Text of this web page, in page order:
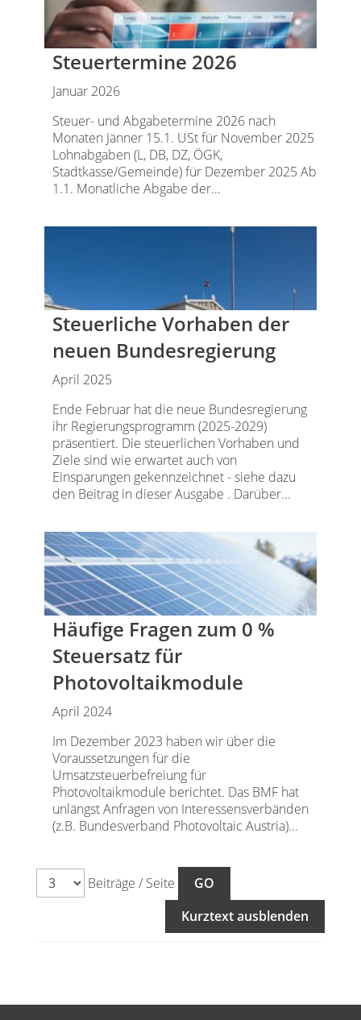
Steuertermine 2026
Januar 2026
Steuer- und Abgabetermine 2026 nach
Monaten Jänner 15.1. USt für November 2025
Lohnabgaben (L, DB, DZ, ÖGK,
Stadtkasse/Gemeinde) für Dezember 2025 Ab
1.1. Monatliche Abgabe der...
Steuerliche Vorhaben der
neuen Bundesregierung
April 2025
Ende Februar hat die neue Bundesregierung
ihr Regierungsprogramm (2025-2029)
präsentiert. Die steuerlichen Vorhaben und
Ziele sind wie erwartet auch von
Einsparungen gekennzeichnet - siehe dazu
den Beitrag in dieser Ausgabe . Darüber...
Häufige Fragen zum 0 %
Steuersatz für
Photovoltaikmodule
April 2024
Im Dezember 2023 haben wir über die
Voraussetzungen für die
Umsatzsteuerbefreiung für
Photovoltaikmodule berichtet. Das BMF hat
unlängst Anfragen von Interessensverbänden
(z.B. Bundesverband Photovoltaic Austria)...
Beiträge / Seite
Kurztext ausblenden